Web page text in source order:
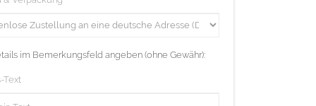
im Bemerkungsfeld angeben (ohne Gewähr):
Text